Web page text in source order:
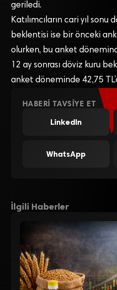
geriledi.
Katılımcıların cari yıl
beklentisi ise bir önceki
olurken, bu anket
12 ay sonrası döviz kuru
anket döneminde 42,75
HABERI TAVSIYE ET
LinkedIn
WhatsApp
İlgili Haberler